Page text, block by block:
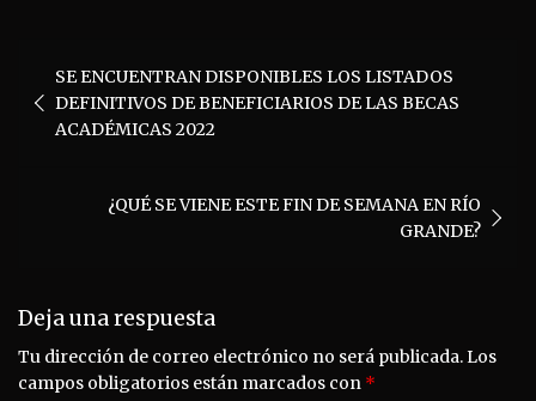
de
entradas
SE ENCUENTRAN DISPONIBLES LOS LISTADOS
DEFINITIVOS DE BENEFICIARIOS DE LAS BECAS
ACADÉMICAS 2022
¿QUÉ SE VIENE ESTE FIN DE SEMANA EN RÍO
GRANDE?
Deja una respuesta
Tu dirección de correo electrónico no será publicada.Los
campos obligatorios están marcados con *